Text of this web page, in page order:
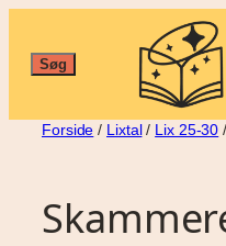
indhold
Søg
Søg
Forside / Lixtal/ Lix 25-30